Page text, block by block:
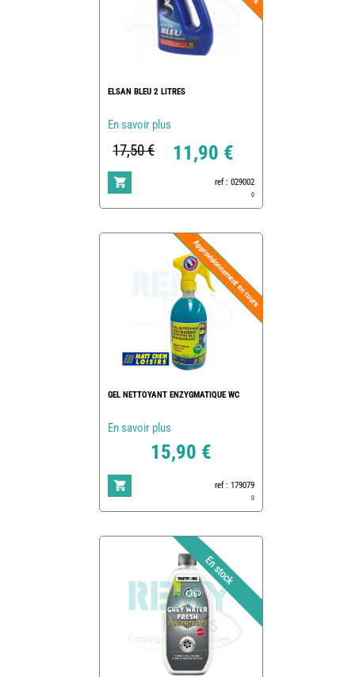
ELSAN BLEU 2 LITRES
En savoir plus
17,50 € 11,90 €
ref : 029002
0
GEL NETTOYANT ENZYGMATIQUE WC
En savoir plus
15,90 €
ref : 179079
0